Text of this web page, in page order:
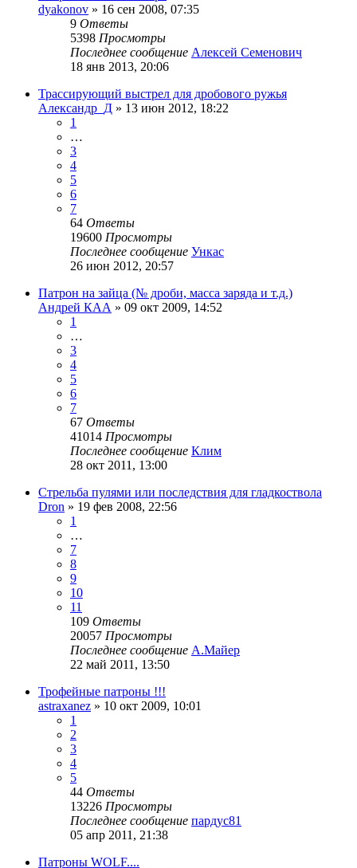
dyakonov » 16 сен 2008, 07:35
9 Ответы
5398 Просмотры
Последнее сообщение Алексей Семенович
18 янв 2013, 20:06
Трассирующий выстрел для дробового ружья
Александр_Д » 13 июн 2012, 18:22
1
…
3
4
5
6
7
64 Ответы
19600 Просмотры
Последнее сообщение Ункас
26 июн 2012, 20:57
Патрон на зайца (№ дроби, масса заряда и т.д.)
Андрей КАА » 09 окт 2009, 14:52
1
…
3
4
5
6
7
67 Ответы
41014 Просмотры
Последнее сообщение Клим
28 окт 2011, 13:00
Стрельба пулями или последствия для гладкоствола
Dron » 19 фев 2008, 22:56
1
…
7
8
9
10
11
109 Ответы
20057 Просмотры
Последнее сообщение А.Майер
22 май 2011, 13:50
Трофейные патроны !!!
astraxanez » 10 окт 2009, 10:01
1
2
3
4
5
44 Ответы
13226 Просмотры
Последнее сообщение пардус81
05 апр 2011, 21:38
Патроны WOLF....